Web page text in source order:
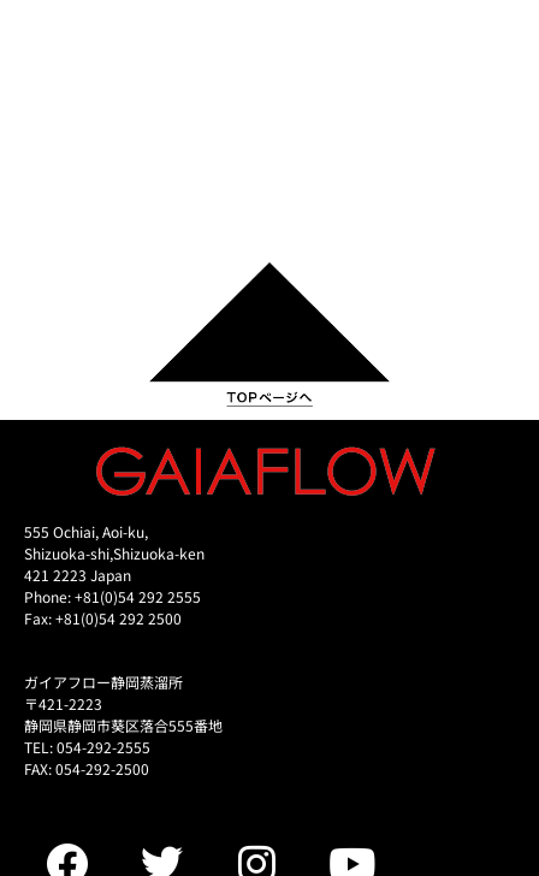
555 Ochiai, Aoi-ku,
Shizuoka-shi,Shizuoka-ken
421 2223 Japan
Phone: +81(0)54 292 2555
Fax: +81(0)54 292 2500
ガイアフロー静岡蒸溜所
〒421-2223
静岡県静岡市葵区落合555番地
TEL: 054-292-2555
FAX: 054-292-2500